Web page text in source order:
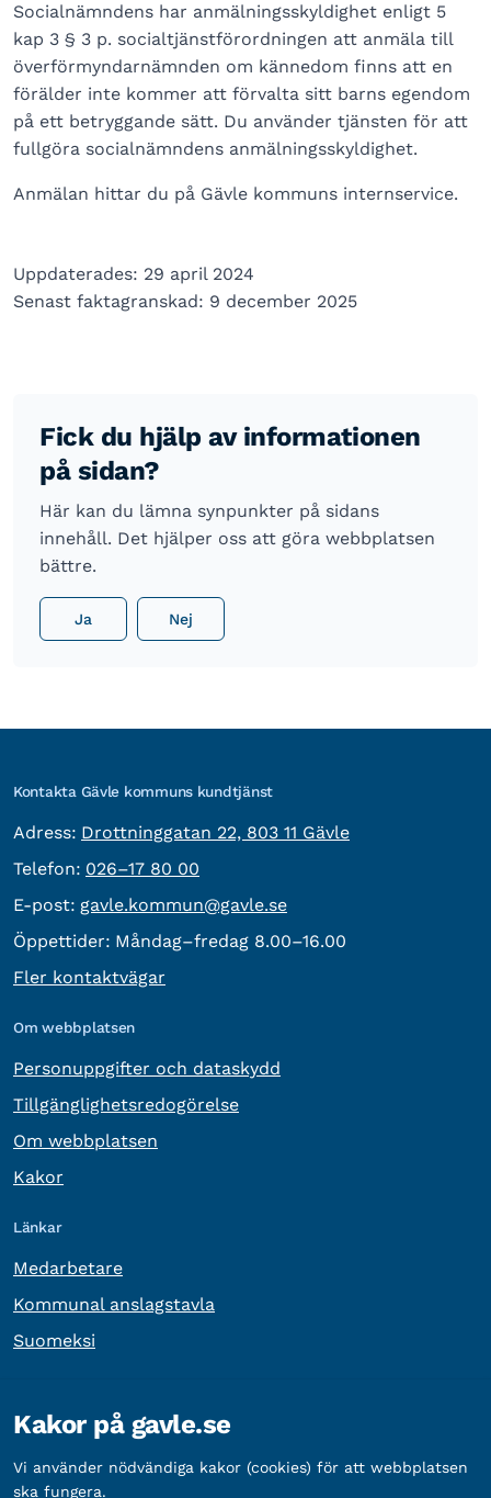
Socialnämndens har anmälningsskyldighet enligt 5
kap 3 § 3 p. socialtjänstförordningen att anmäla till
överförmyndarnämnden om kännedom finns att en
förälder inte kommer att förvalta sitt barns egendom
på ett betryggande sätt. Du använder tjänsten för att
fullgöra socialnämndens anmälningsskyldighet.
Anmälan hittar du på Gävle kommuns internservice.
Uppdaterades: 29 april 2024
Senast faktagranskad: 9 december 2025
Fick du hjälp av informationen
på sidan?
Här kan du lämna synpunkter på sidans
innehåll. Det hjälper oss att göra webbplatsen
bättre.
Ja Nej
Kontakta Gävle kommuns kundtjänst
Adress: besöksadress:
Drottninggatan 22, 803 11 Gävle
Telefon: Telefon:
026–17 80 00
E-post: E-post:
gavle.kommun@gavle.se
Öppettider: Måndag–fredag 8.00–16.00
Fler kontaktvägar
Om webbplatsen
Personuppgifter och dataskydd
Tillgänglighetsredogörelse
Om webbplatsen
Kakor
Länkar
Medarbetare
Kommunal anslagstavla
Suomeksi
Organisationsnummer: 212000-2338
Bankgironummer: 5888-2333
Kakor på gavle.se
Vi använder nödvändiga kakor (cookies) för att webbplatsen
ska fungera.